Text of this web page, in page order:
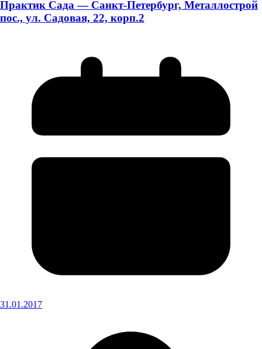
Практик Сада — Санкт-Петербург, Металлострой
пос., ул. Садовая, 22, корп.2
31.01.2017